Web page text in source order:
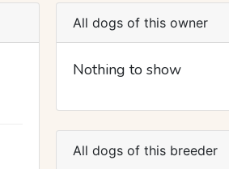
All dogs of this owner
Nothing to show
All dogs of this breeder